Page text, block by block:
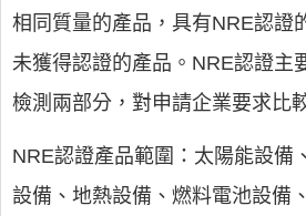
相同質量的產品，具有NRE認證
未獲得認證的產品。NRE認證主
檢測兩部分，對申請企業要求比
NRE認證產品範圍：太陽能設備
設備、地熱設備、燃料電池設備